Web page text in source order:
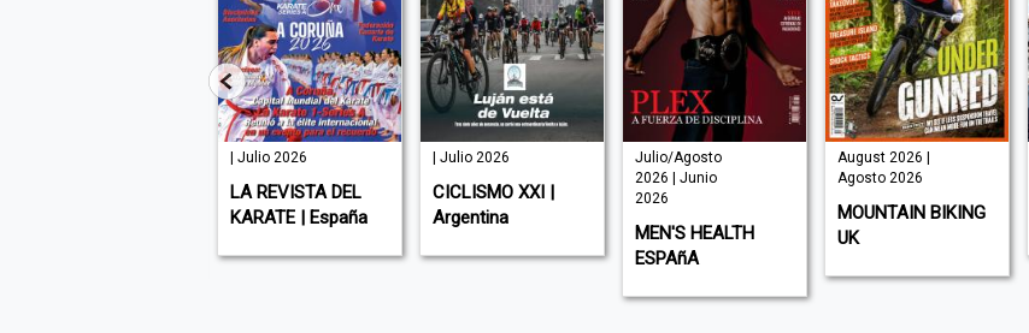
| Julio 2026
LA REVISTA DEL
KARATE | España
| Julio 2026
CICLISMO XXI |
Argentina
Julio/Agosto
2026 | Junio
2026
MEN'S HEALTH
ESPAñA
August 2026 |
Agosto 2026
MOUNTAIN BIKING
UK